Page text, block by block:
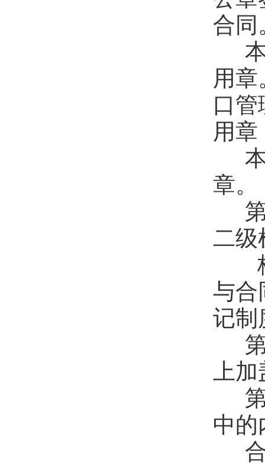
合同
用
口
用
章。
二级
与合
记制
上
中的